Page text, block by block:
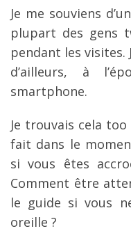
Je me souviens
plupart des gens
pendant les visites.
d’ailleurs, à
smartphone.
Je trouvais cela
fait dans le
si vous êtes
Comment être
le guide si vous
oreille ?